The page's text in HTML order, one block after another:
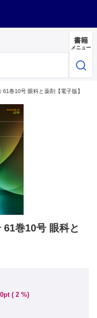
書籍
メニュー
巻10号 眼科と薬剤【電子版】
61巻10号 眼科と
( 2 %)